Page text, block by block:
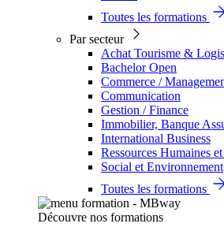
Toutes les formations
Par secteur
Achat Tourisme &
Bachelor Open
Commerce /
Communication
Gestion / Finance
Immobilier, Banque
International Business
Ressources Humaines
Social et Environnement
Toutes les formations
Découvre nos formations